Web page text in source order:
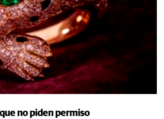
no piden permiso